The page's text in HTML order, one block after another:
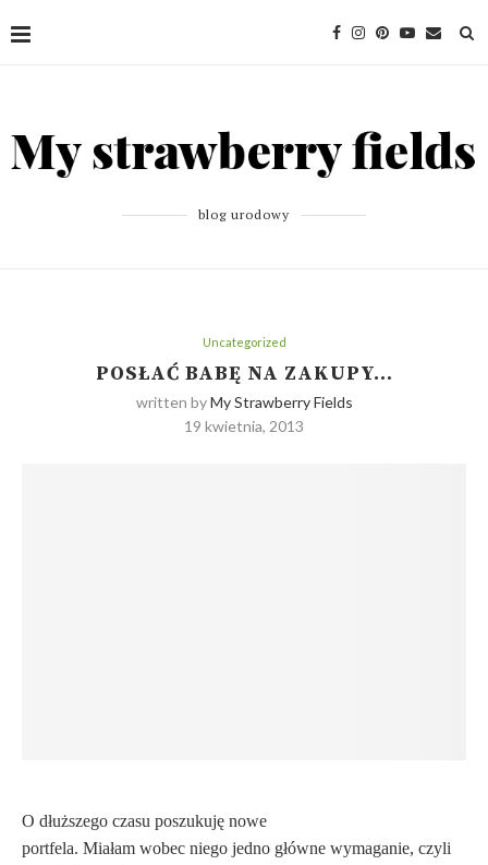
blog urodowy
Uncategorized
POSŁAĆ BABĘ NA ZAKUPY…
written byMy Strawberry Fields
19 kwietnia, 2013
O dłuższego czasu poszukuję nowe
portfela. Miałam wobec niego jedno główne wymaganie, czyli